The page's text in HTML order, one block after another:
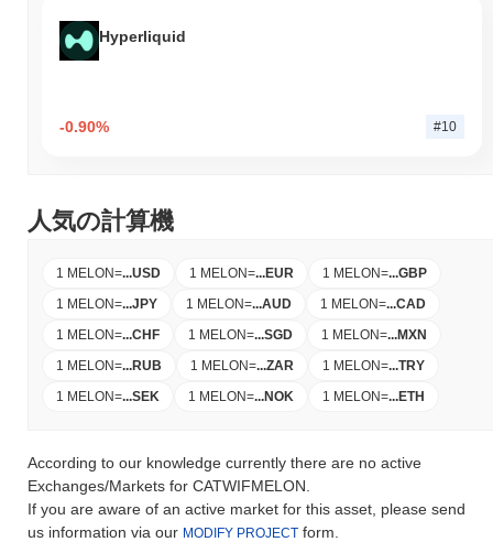
Hyperliquid
-0.90% #10
人気の計算機
1 MELON=...USD 1 MELON=...EUR 1 MELON=...GBP
1 MELON=...JPY 1 MELON=...AUD 1 MELON=...CAD
1 MELON=...CHF 1 MELON=...SGD 1 MELON=...MXN
1 MELON=...RUB 1 MELON=...ZAR 1 MELON=...TRY
1 MELON=...SEK 1 MELON=...NOK 1 MELON=...ETH
According to our knowledge currently there are no active
Exchanges/Markets for CATWIFMELON.
If you are aware of an active market for this asset, please send
us information via our MODIFY PROJECT form.